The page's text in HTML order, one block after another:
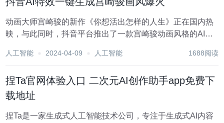
动画大师宫崎骏的新作《你想活出怎样的人生》正在国内热
映，与此同时，抖音平台推出了一款宫崎骏动画风格的AI特
队与抖音平台的官方合作项目，旨在通过明星和达人的助
人工智能 2024-04-09 人工智能 1688阅读
捏Ta官网体验入口 二次元AI创作助手app免费下
载地址
捏Ta是一家生成式人工智能技术公司，专注于生成式AI内容